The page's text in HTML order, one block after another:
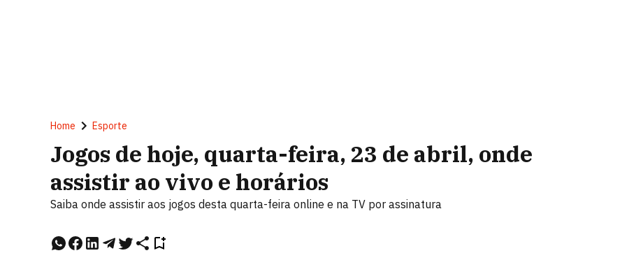
Home Esporte
Jogos de hoje, quarta-feira, 23 de abril, onde
assistir ao vivo e horários
Saiba onde assistir aos jogos desta quarta-feira online e na TV por assinatura